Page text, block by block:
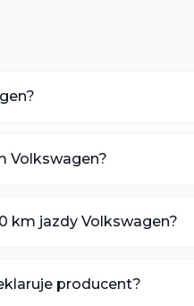
Volkswagen?
km jazdy Volkswagen?
producent?